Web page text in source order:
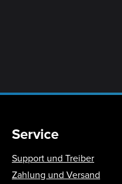
Service
Support und Treiber
Zahlung und Versand